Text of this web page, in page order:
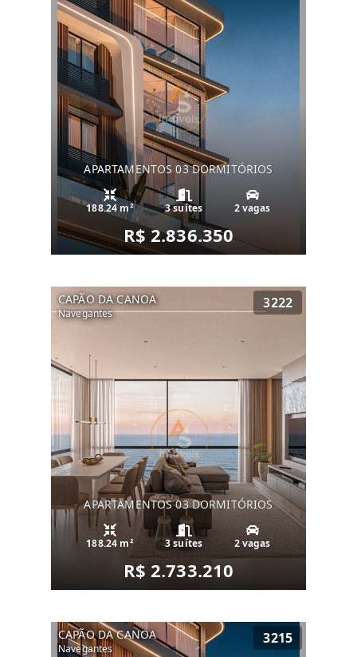
APARTAMENTOS 03 DORMITÓRIOS
188.24 m² 3 suítes 2 vagas
R$ 2.836.350
CAPÃO DA CANOA
Navegantes
3222
APARTAMENTOS 03 DORMITÓRIOS
188.24 m² 3 suítes 2 vagas
R$ 2.733.210
CAPÃO DA CANOA
Navegantes
3215